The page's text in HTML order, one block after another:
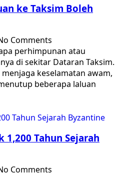
ke Taksim Boleh
Comments
perhimpunan atau
di sekitar Dataran Taksim.
keselamatan awam,
beberapa laluan
1,200 Tahun Sejarah
Comments